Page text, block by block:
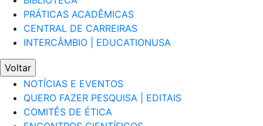
PRÁTICAS ACADÊMICAS
CENTRAL DE CARREIRAS
INTERCÂMBIO | EDUCATIONUSA
Voltar
NOTÍCIAS E EVENTOS
QUERO FAZER PESQUISA | EDITAIS
COMITÊS DE ÉTICA